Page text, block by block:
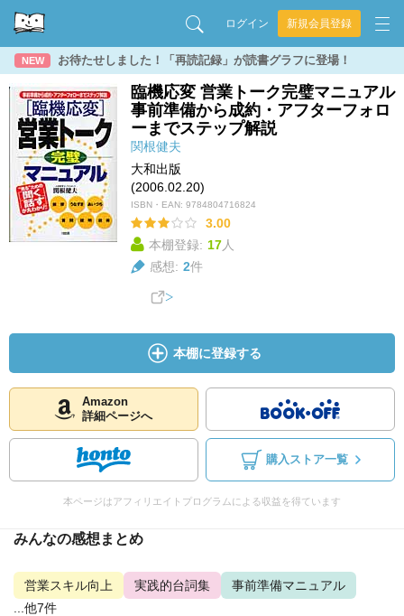
ログイン 新規会員登録
NEW お待たせしました！「再読記録」が読書グラフに登場！
臨機応変 営業トーク完璧マニュアル
事前準備から成約・アフターフォロ
ーまでステップ解説
関根健夫
大和出版
(2006.02.20)
ISBN・EAN: 9784804716824
3.00
本棚登録: 17人
感想: 2件
本棚に登録する
Amazon
詳細ページへ
購入ストア一覧
本ページはアフィリエイトプログラムによる収益を得ています
みんなの感想まとめ
営業スキル向上 実践的台詞集
事前準備マニュアル
...他7件